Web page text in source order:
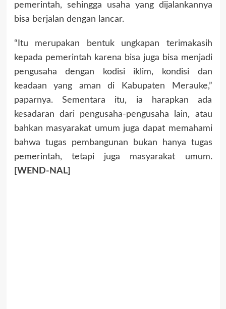
pemerintah, sehingga usaha yang dijalankannya
bisa berjalan dengan lancar.
“Itu merupakan bentuk ungkapan terimakasih
kepada pemerintah karena bisa juga bisa menjadi
pengusaha dengan kodisi iklim, kondisi dan
keadaan yang aman di Kabupaten Merauke,”
paparnya. Sementara itu, ia harapkan ada
kesadaran dari pengusaha-pengusaha lain, atau
bahkan masyarakat umum juga dapat memahami
bahwa tugas pembangunan bukan hanya tugas
pemerintah, tetapi juga masyarakat umum.
[WEND-NAL]